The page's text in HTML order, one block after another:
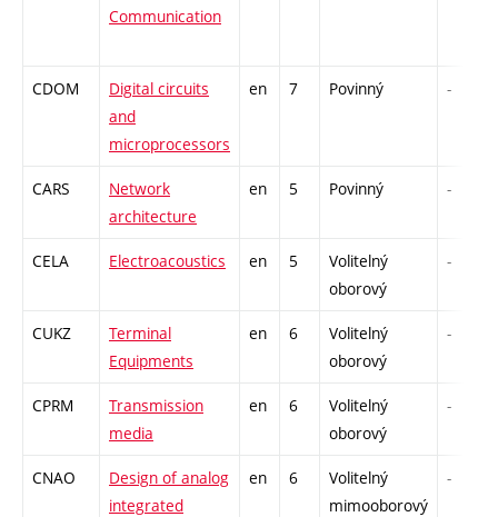
Communication
CDOM
Digital circuits
and
microprocessors
en 7 Povinný -
CARS
Network
architecture
en 5 Povinný -
CELA Electroacoustics en 5
Volitelný
oborový
-
CUKZ
Terminal
Equipments
en 6
Volitelný
oborový
-
CPRM
Transmission
media
en 6
Volitelný
oborový
-
CNAO
Design of analog
integrated
en 6
Volitelný
mimooborový
-